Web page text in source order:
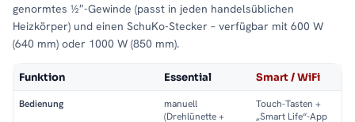
genormtes ½″-Gewinde (passt in jeden handelsüblichen
Heizkörper) und einen SchuKo-Stecker – verfügbar mit 600 W
(640 mm) oder 1000 W (850 mm).
Funktion Essential Smart / WiFi
Bedienung
manuell
(Drehlünette +
Touch-Tasten +
„Smart Life“-App